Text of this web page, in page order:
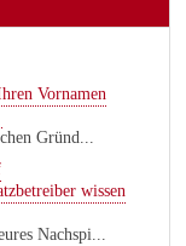
Vornamen
Gründ...
wissen
Nachspi...